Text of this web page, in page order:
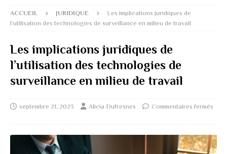
ACCUEIL JURIDIQUE
Les implications juridiques de
l’utilisation des technologies de surveillance en milieu de travail
Les implications juridiques de
l’utilisation des technologies de
surveillance en milieu de travail
septembre 21, 2023 Alicia Dufresnes Commentaires fermés